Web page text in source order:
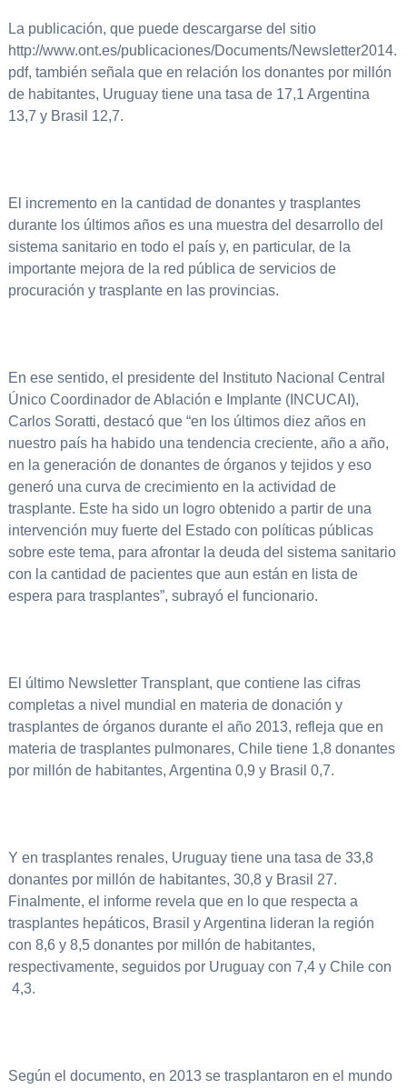
La publicación, que puede descargarse del sitio
http://www.ont.es/publicaciones/Documents/Newsletter2014.
pdf, también señala que en relación los donantes por millón
de habitantes, Uruguay tiene una tasa de 17,1 Argentina
13,7 y Brasil 12,7.
El incremento en la cantidad de donantes y trasplantes
durante los últimos años es una muestra del desarrollo del
sistema sanitario en todo el país y, en particular, de la
importante mejora de la red pública de servicios de
procuración y trasplante en las provincias.
En ese sentido, el presidente del Instituto Nacional Central
Único Coordinador de Ablación e Implante (INCUCAI),
Carlos Soratti, destacó que “en los últimos diez años en
nuestro país ha habido una tendencia creciente, año a año,
en la generación de donantes de órganos y tejidos y eso
generó una curva de crecimiento en la actividad de
trasplante. Este ha sido un logro obtenido a partir de una
intervención muy fuerte del Estado con políticas públicas
sobre este tema, para afrontar la deuda del sistema sanitario
con la cantidad de pacientes que aun están en lista de
espera para trasplantes”, subrayó el funcionario.
El último Newsletter Transplant, que contiene las cifras
completas a nivel mundial en materia de donación y
trasplantes de órganos durante el año 2013, refleja que en
materia de trasplantes pulmonares, Chile tiene 1,8 donantes
por millón de habitantes, Argentina 0,9 y Brasil 0,7.
Y en trasplantes renales, Uruguay tiene una tasa de 33,8
donantes por millón de habitantes, 30,8 y Brasil 27.
Finalmente, el informe revela que en lo que respecta a
trasplantes hepáticos, Brasil y Argentina lideran la región
con 8,6 y 8,5 donantes por millón de habitantes,
respectivamente, seguidos por Uruguay con 7,4 y Chile con
4,3.
Según el documento, en 2013 se trasplantaron en el mundo